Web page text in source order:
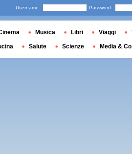
Username Password
Musica Libri Viaggi
Salute Scienze Media & Co